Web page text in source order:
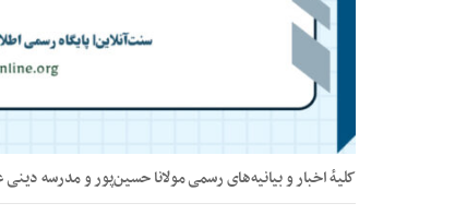
کلیهٔ اخبار و بیانیه‌های رسمی مولانا حسین‌پور و مدرسه